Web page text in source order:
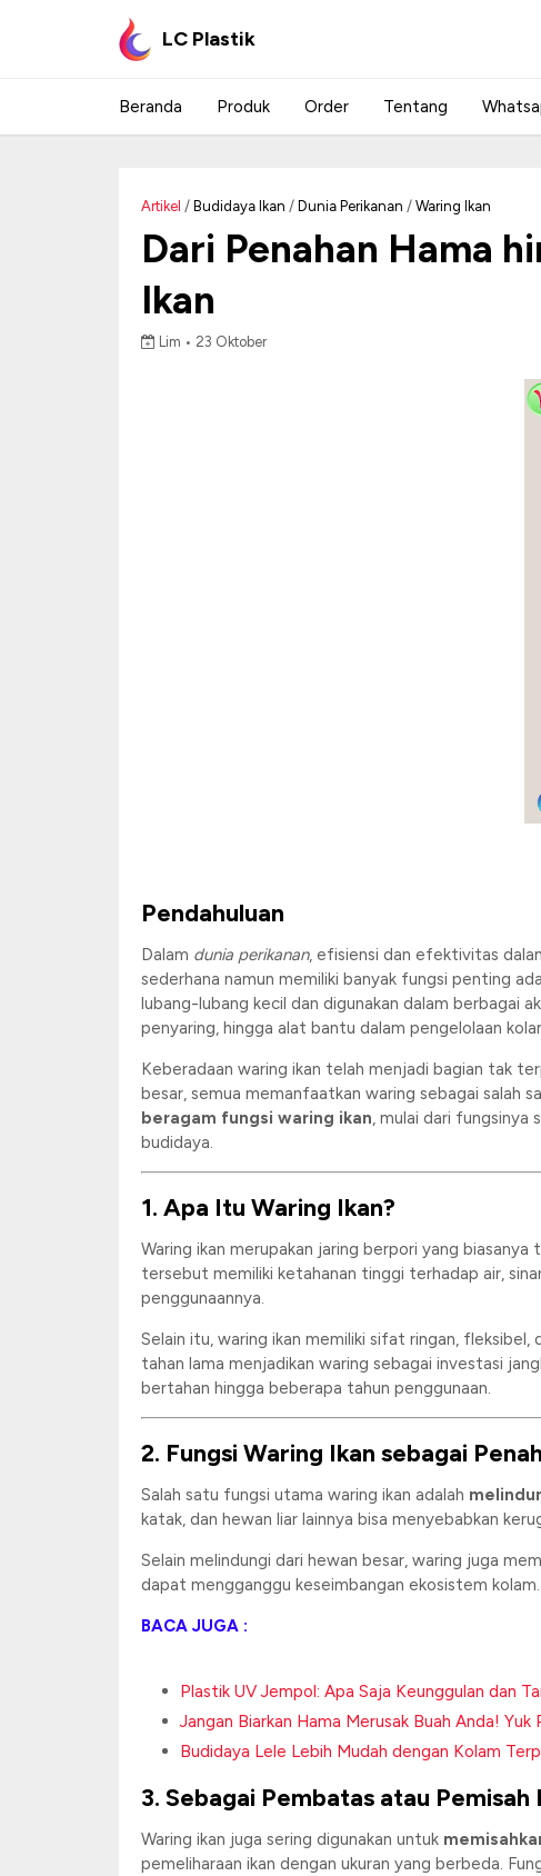
LC Plastik
Beranda Produk Order Tentang
Artikel / Budidaya Ikan / Dunia Perikanan / Waring Ikan
Dari Penahan Hama
Ikan
Lim • 23 Oktober
Pendahuluan
Dalam dunia perikanan, efisiensi dan efektivitas
sederhana namun memiliki banyak fungsi penting
lubang-lubang kecil dan digunakan dalam berbagai
penyaring, hingga alat bantu dalam pengelolaan
Keberadaan waring ikan telah menjadi bagian tak
besar, semua memanfaatkan waring sebagai salah
beragam fungsi waring ikan, mulai dari fungsinya
budidaya.
1. Apa Itu Waring Ikan?
Waring ikan merupakan jaring berpori yang
tersebut memiliki ketahanan tinggi terhadap air,
penggunaannya.
Selain itu, waring ikan memiliki sifat ringan,
tahan lama menjadikan waring sebagai investasi
bertahan hingga beberapa tahun penggunaan.
2. Fungsi Waring Ikan sebagai
Salah satu fungsi utama waring ikan adalah
katak, dan hewan liar lainnya bisa menyebabkan
Selain melindungi dari hewan besar, waring juga
dapat mengganggu keseimbangan ekosistem
BACA JUGA :
Plastik UV Jempol: Apa Saja Keunggulan dan
Jangan Biarkan Hama Merusak Buah Anda!
Budidaya Lele Lebih Mudah dengan Kolam
3. Sebagai Pembatas atau Pemisah
Waring ikan juga sering digunakan untuk
pemeliharaan ikan dengan ukuran yang berbeda.